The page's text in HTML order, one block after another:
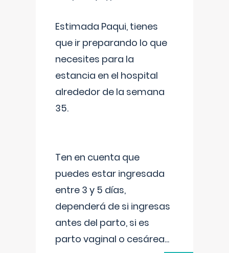
Estimada Paqui, tienes
que ir preparando lo que
necesites para la
estancia en el hospital
alrededor de la semana
35.
Ten en cuenta que
puedes estar ingresada
entre 3 y 5 días,
dependerá de si ingresas
antes del parto, si es
parto vaginal o cesárea...